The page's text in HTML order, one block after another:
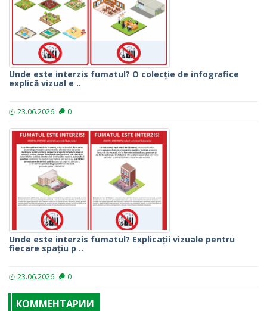
Unde este interzis fumatul? O colecție de infografice
explică vizual e ..
23.06.2026 0
Unde este interzis fumatul? Explicații vizuale pentru
fiecare spațiu p ..
23.06.2026 0
КОММЕНТАРИИ